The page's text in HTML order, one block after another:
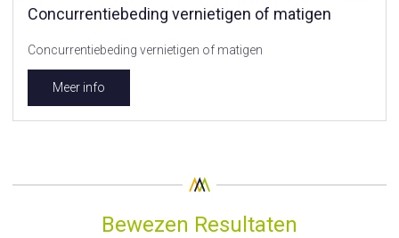
Concurrentiebeding vernietigen of matigen
Concurrentiebeding vernietigen of matigen
Meer info
Bewezen Resultaten